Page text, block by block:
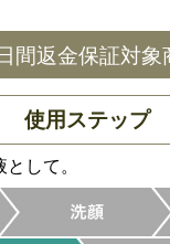
間返金保証対象
使用ステップ
して。